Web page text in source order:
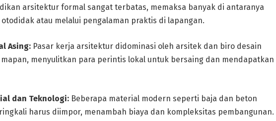
arsitektur formal sangat terbatas, memaksa banyak di antaranya
atau melalui pengalaman praktis di lapangan.
Asing:Pasar kerja arsitektur didominasi oleh arsitek dan biro desain
mapan, menyulitkan para perintis lokal untuk bersaing dan mendapatkan
dan Teknologi:Beberapa material modern seperti baja dan beton
harus diimpor, menambah biaya dan kompleksitas pembangunan.